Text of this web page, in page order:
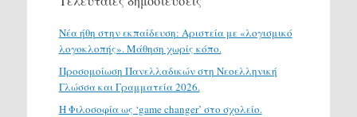
Νέα ήθη στην εκπαίδευση: Αριστεία με «λογισμικό
λογοκλοπής». Μάθηση χωρίς κόπο.
Προσομοίωση Πανελλαδικών στη Νεοελληνική
Γλώσσα και Γραμματεία 2026.
H Φιλοσοφία ως ‘game changer’ στο σχολείο.